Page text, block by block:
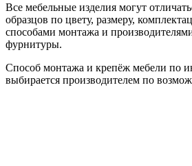
Все мебельные изделия могут
образцов по цвету, размеру,
способами монтажа и
фурнитуры.
Способ монтажа и крепёж мебели по
выбирается производителем по